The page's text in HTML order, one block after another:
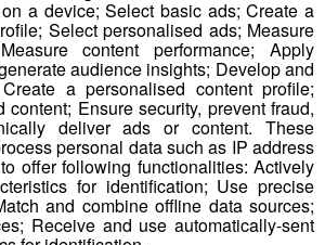
par la French Fab ; mais
de leurs entreprises
en école et en accueillant les
conseils et fabrication de pièces
rendre le robot le plus performant
la compétition.
a device; Select basic ads; Create a
Select personalised ads; Measure
content performance; Apply
audience insights; Develop and
a personalised content profile;
content; Ensure security, prevent fraud,
deliver ads or content. These
personal data such as IP address
offer following functionalities: Actively
for identification; Use precise
and combine offline data sources;
Receive and use automatically-sent